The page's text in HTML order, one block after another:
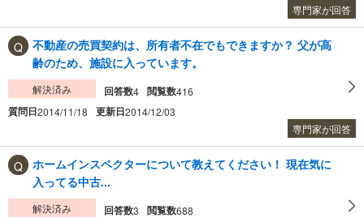
専門家が回答
不動産の売買契約は、所有者不在でもできますか？ 父が高
齢のため、施設に入っています。
解決済み 回答数4 閲覧数416
質問日2014/11/18 更新日2014/12/03
専門家が回答
ホームインスペクターについて教えてください！ 現在気に
入ってる中古...
解決済み 回答数3 閲覧数688